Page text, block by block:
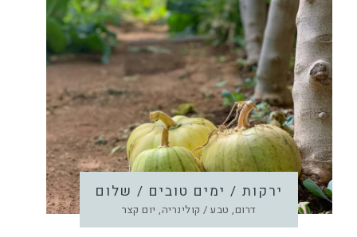
ירקות / ימים טובים / שלום
דרום, טבע / קולינריה, יום קצר